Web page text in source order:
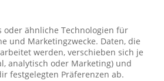
oder ähnliche Technologien für
und Marketingzwecke. Daten, die
werden, verschieben sich je
analytisch oder Marketing) und
festgelegten Präferenzen ab.